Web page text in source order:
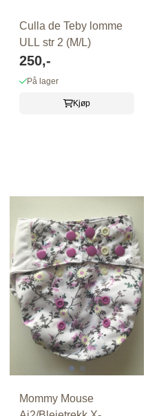
Culla de Teby lomme
ULL str 2 (M/L)
250,-
På lager
Kjøp
Mommy Mouse